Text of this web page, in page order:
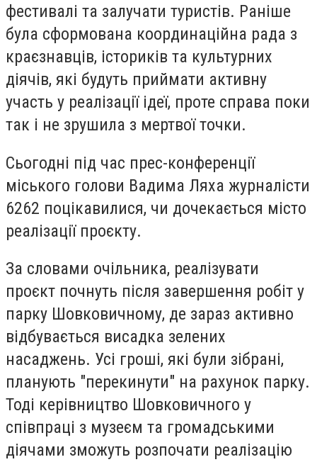
фестивалі та залучати туристів. Раніше
була сформована координаційна рада з
краєзнавців, істориків та культурних
діячів, які будуть приймати активну
участь у реалізації ідеї, проте справа поки
так і не зрушила з мертвої точки.
Сьогодні під час прес-конференції
міського голови Вадима Ляха журналісти
6262 поцікавилися, чи дочекається місто
реалізації проєкту.
За словами очільника, реалізувати
проєкт почнуть після завершення робіт у
парку Шовковичному, де зараз активно
відбувається висадка зелених
насаджень. Усі гроші, які були зібрані,
планують "перекинути" на рахунок парку.
Тоді керівництво Шовковичного у
співпраці з музеєм та громадськими
діячами зможуть розпочати реалізацію